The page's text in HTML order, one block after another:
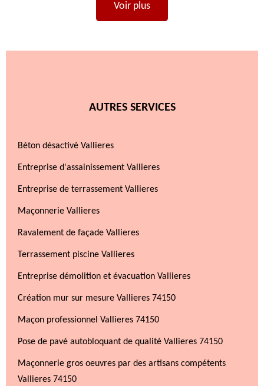
Voir plus
AUTRES SERVICES
Béton désactivé Vallieres
Entreprise d'assainissement Vallieres
Entreprise de terrassement Vallieres
Maçonnerie Vallieres
Ravalement de façade Vallieres
Terrassement piscine Vallieres
Entreprise démolition et évacuation Vallieres
Création mur sur mesure Vallieres 74150
Maçon professionnel Vallieres 74150
Pose de pavé autobloquant de qualité Vallieres 74150
Maçonnerie gros oeuvres par des artisans compétents
Vallieres 74150